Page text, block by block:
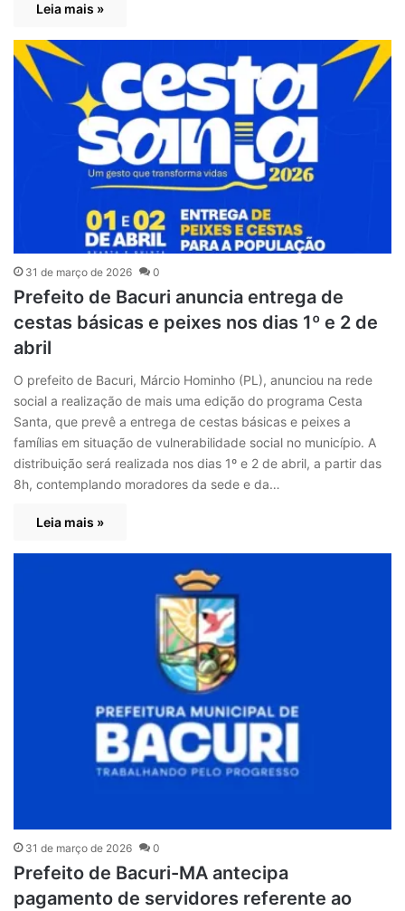
Leia mais »
31 de março de 2026 0
Prefeito de Bacuri anuncia entrega de
cestas básicas e peixes nos dias 1º e 2 de
abril
O prefeito de Bacuri, Márcio Hominho (PL), anunciou na rede
social a realização de mais uma edição do programa Cesta
Santa, que prevê a entrega de cestas básicas e peixes a
famílias em situação de vulnerabilidade social no município. A
distribuição será realizada nos dias 1º e 2 de abril, a partir das
8h, contemplando moradores da sede e da…
Leia mais »
31 de março de 2026 0
Prefeito de Bacuri-MA antecipa
pagamento de servidores referente ao